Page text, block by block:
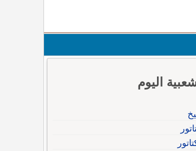
شعبية اليوم